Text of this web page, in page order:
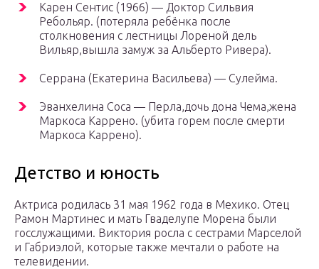
Карен Сентис (1966) — Доктор Сильвия
Ребольяр. (потеряла ребёнка после
столкновения с лестницы Лореной дель
Вильяр,вышла замуж за Альберто Ривера).
Серрана (Екатерина Васильева) — Сулейма.
Эванхелина Соса — Перла,дочь дона Чема,жена
Маркоса Каррено. (убита горем после смерти
Маркоса Каррено).
Детство и юность
Актриса родилась 31 мая 1962 года в Мехико. Отец
Рамон Мартинес и мать Гваделупе Морена были
госслужащими. Виктория росла с сестрами Марселой
и Габриэлой, которые также мечтали о работе на
телевидении.